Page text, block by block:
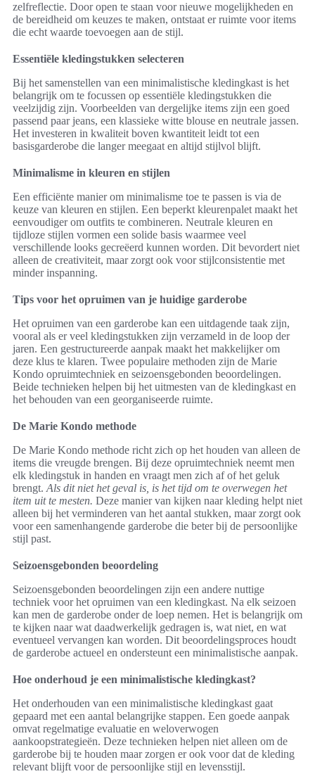
zelfreflectie. Door open te staan voor nieuwe mogelijkheden en
de bereidheid om keuzes te maken, ontstaat er ruimte voor items
die echt waarde toevoegen aan de stijl.
Essentiële kledingstukken selecteren
Bij het samenstellen van een minimalistische kledingkast is het
belangrijk om te focussen op essentiële kledingstukken die
veelzijdig zijn. Voorbeelden van dergelijke items zijn een goed
passend paar jeans, een klassieke witte blouse en neutrale jassen.
Het investeren in kwaliteit boven kwantiteit leidt tot een
basisgarderobe die langer meegaat en altijd stijlvol blijft.
Minimalisme in kleuren en stijlen
Een efficiënte manier om minimalisme toe te passen is via de
keuze van kleuren en stijlen. Een beperkt kleurenpalet maakt het
eenvoudiger om outfits te combineren. Neutrale kleuren en
tijdloze stijlen vormen een solide basis waarmee veel
verschillende looks gecreëerd kunnen worden. Dit bevordert niet
alleen de creativiteit, maar zorgt ook voor stijlconsistentie met
minder inspanning.
Tips voor het opruimen van je huidige garderobe
Het opruimen van een garderobe kan een uitdagende taak zijn,
vooral als er veel kledingstukken zijn verzameld in de loop der
jaren. Een gestructureerde aanpak maakt het makkelijker om
deze klus te klaren. Twee populaire methoden zijn de Marie
Kondo opruimtechniek en seizoensgebonden beoordelingen.
Beide technieken helpen bij het uitmesten van de kledingkast en
het behouden van een georganiseerde ruimte.
De Marie Kondo methode
De Marie Kondo methode richt zich op het houden van alleen de
items die vreugde brengen. Bij deze opruimtechniek neemt men
elk kledingstuk in handen en vraagt men zich af of het geluk
brengt. Als dit niet het geval is, is het tijd om te overwegen het
item uit te mesten. Deze manier van kijken naar kleding helpt niet
alleen bij het verminderen van het aantal stukken, maar zorgt ook
voor een samenhangende garderobe die beter bij de persoonlijke
stijl past.
Seizoensgebonden beoordeling
Seizoensgebonden beoordelingen zijn een andere nuttige
techniek voor het opruimen van een kledingkast. Na elk seizoen
kan men de garderobe onder de loep nemen. Het is belangrijk om
te kijken naar wat daadwerkelijk gedragen is, wat niet, en wat
eventueel vervangen kan worden. Dit beoordelingsproces houdt
de garderobe actueel en ondersteunt een minimalistische aanpak.
Hoe onderhoud je een minimalistische kledingkast?
Het onderhouden van een minimalistische kledingkast gaat
gepaard met een aantal belangrijke stappen. Een goede aanpak
omvat regelmatige evaluatie en weloverwogen
aankoopstrategieën. Deze technieken helpen niet alleen om de
garderobe bij te houden maar zorgen er ook voor dat de kleding
relevant blijft voor de persoonlijke stijl en levensstijl.